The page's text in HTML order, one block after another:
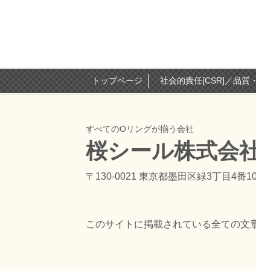
トップページ 社会的責任[CSR]／品質
すべてのOリングが揃う会社
桜シール株式会
〒130-0021 東京都墨田区緑3丁目4番
このサイトに掲載されている全ての